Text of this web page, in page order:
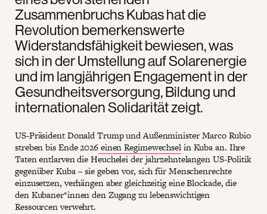
Zusammenbruchs Kubas hat die
Revolution bemerkenswerte
Widerstandsfähigkeit bewiesen, was
sich in der Umstellung auf Solarenergie
und im langjährigen Engagement in der
Gesundheitsversorgung, Bildung und
internationalen Solidarität zeigt.
US-Präsident Donald Trump und Außenminister Marco Rubio
streben bis Ende 2026einen Regimewechselin Kuba an. Ihre
Taten entlarven die Heuchelei der jahrzehntelangen US-Politik
gegenüber Kuba – sie geben vor, sich für Menschenrechte
einzusetzen, verhängen aber gleichzeitig eine Blockade, die
den Kubaner*innen den Zugang zu lebenswichtigen
Ressourcen verwehrt.